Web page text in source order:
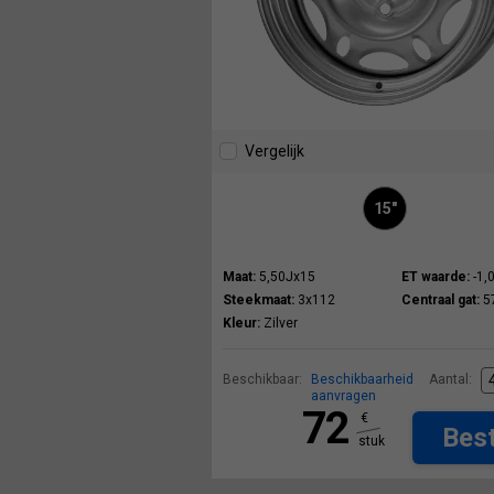
Vergelijk
15"
Maat: 5,50Jx15 ET waarde: -
Steekmaat: 3x112 Centraal gat:
Kleur: Zilver
Beschikbaar:
Beschikbaarheid
aanvragen
Aantal:
72
€
stuk